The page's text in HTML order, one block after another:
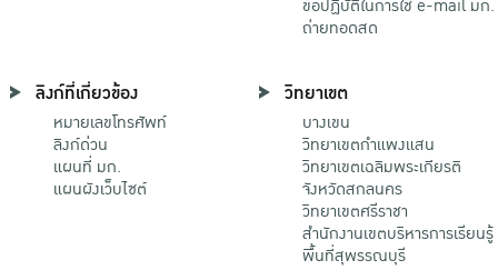
ถ่ายทอดสด
ลิงก์ที่เกี่ยวข้อง
หมายเลขโทรศัพท์
ลิงก์ด่วน
แผนที่ มก.
แผนผังเว็บไซต์
วิทยาเขต
บางเขน
วิทยาเขตกําแพงแสน
วิทยาเขตเฉลิมพระเกียรติ
จังหวัดสกลนคร
วิทยาเขตศรีราชา
สำนักงานเขตบริหารการเรียนรู้
พื้นที่สุพรรณบุรี